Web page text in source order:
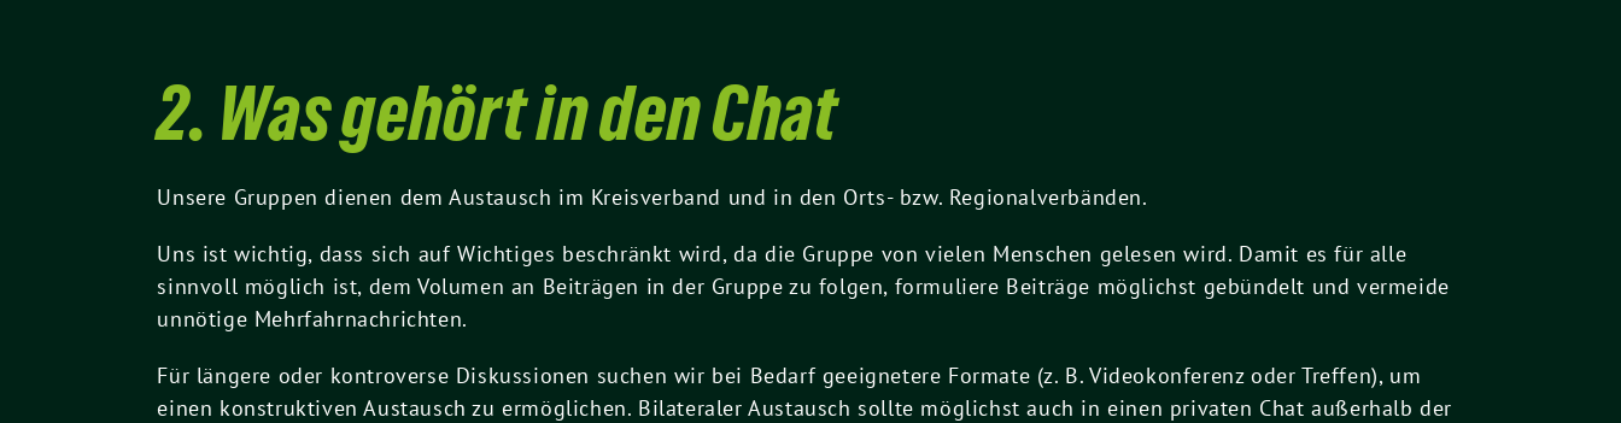
2. Was gehört in den Chat
Unsere Gruppen dienen dem Austausch im Kreisverband und in den Orts- bzw. Regionalverbänden.
Uns ist wichtig, dass sich auf Wichtiges beschränkt wird, da die Gruppe von vielen Menschen gelesen wird. Damit es für alle
sinnvoll möglich ist, dem Volumen an Beiträgen in der Gruppe zu folgen, formuliere Beiträge möglichst gebündelt und vermeide
unnötige Mehrfahrnachrichten.
Für längere oder kontroverse Diskussionen suchen wir bei Bedarf geeignetere Formate (z. B. Videokonferenz oder Treffen), um
einen konstruktiven Austausch zu ermöglichen. Bilateraler Austausch sollte möglichst auch in einen privaten Chat außerhalb der